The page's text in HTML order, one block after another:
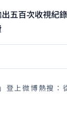
五百次收視紀
登上微博熱搜